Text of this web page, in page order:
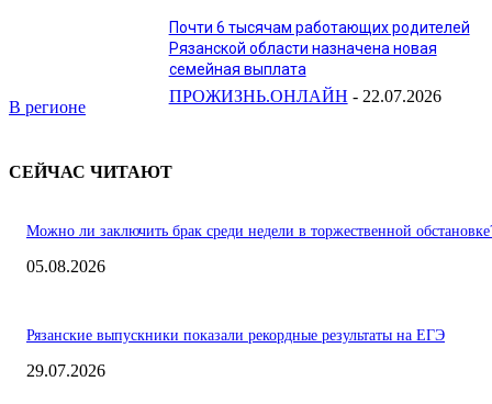
В регионе
Почти 6 тысячам работающих родителей
Рязанской области назначена новая
семейная выплата
ПРОЖИЗНЬ.ОНЛАЙН - 22.07.2026
СЕЙЧАС ЧИТАЮТ
Можно ли заключить брак среди недели в торжественной
05.08.2026
Рязанские выпускники показали рекордные результаты на ЕГЭ
29.07.2026